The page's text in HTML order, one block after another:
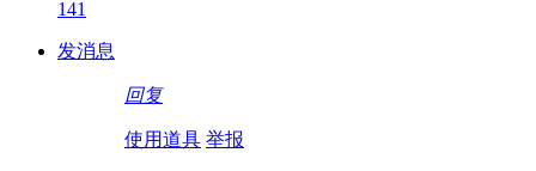
141
发消息
回复
使用道具 举报